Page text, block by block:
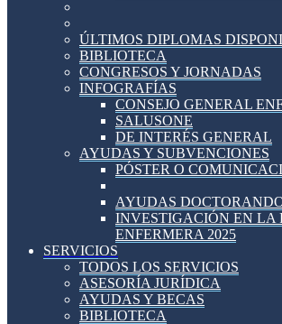
ÚLTIMOS DIPLOMAS
BIBLIOTECA
CONGRESOS Y JORNADAS
INFOGRAFÍAS
CONSEJO GENERAL
SALUSONE
DE INTERÉS GENERAL
AYUDAS Y SUBVENCIONES
PÓSTER O
AYUDAS
INVESTIGACIÓN EN LA
ENFERMERA 2025
SERVICIOS
TODOS LOS SERVICIOS
ASESORÍA JURÍDICA
AYUDAS Y BECAS
BIBLIOTECA